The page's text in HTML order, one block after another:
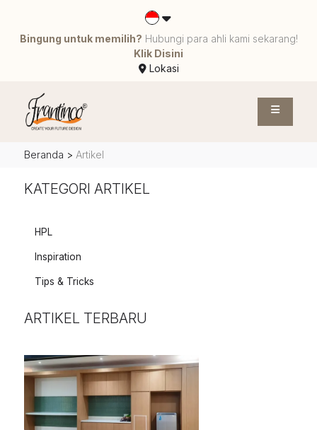
Bingung untuk memilih? Hubungi para ahli kami sekarang!
Klik Disini
Lokasi
Beranda > Artikel
KATEGORI ARTIKEL
HPL
Inspiration
Tips & Tricks
ARTIKEL TERBARU